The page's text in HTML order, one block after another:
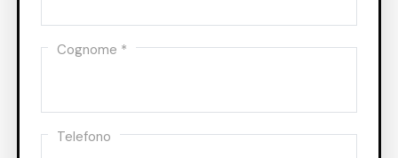
Cognome *
Telefono